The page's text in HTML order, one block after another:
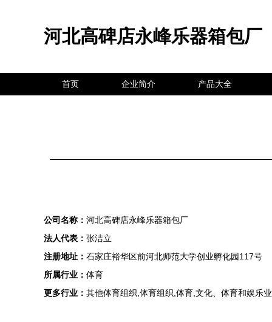
河北高碑店永峰乐器箱包厂
首页 企业简介 产品大全
公司名称： 河北高碑店永峰乐器箱包厂
法人代表： 张洁立
注册地址： 石家庄裕华区前河北师范大学创业孵化园117号
所属行业： 体育
更多行业： 其他体育组织,体育组织,体育,文化、体育和娱乐业